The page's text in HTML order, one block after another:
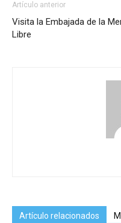
Artículo anterior
Visita la Embajada de la
Libre
Artículo relacionados